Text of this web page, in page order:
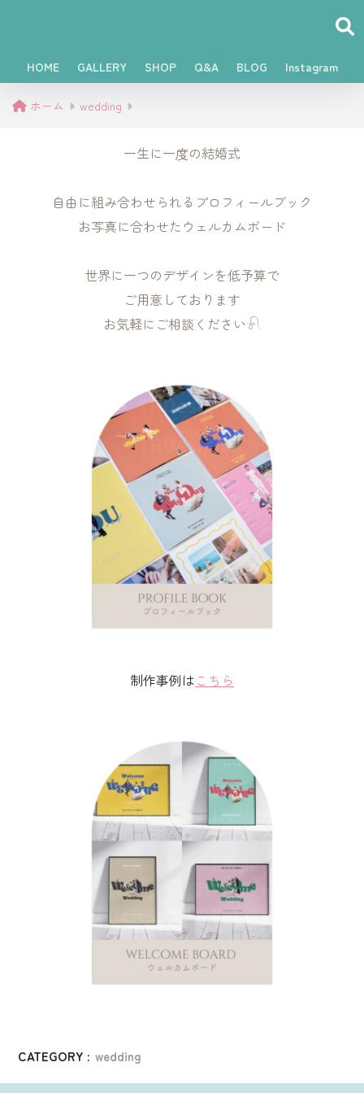
HOME GALLERY SHOP Q&A BLOG Instagram
ホーム wedding
一生に一度の結婚式
自由に組み合わせられるプロフィールブック
お写真に合わせたウェルカムボード
世界に一つのデザインを低予算で
ご用意しております
お気軽にご相談ください𓍯
制作事例はこちら
CATEGORY : wedding